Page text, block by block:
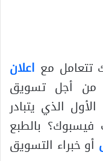
تتعامل مع اعلان
من أجل تسويق
الذي يتبادر
بالطبع
أو خبراء التسويق